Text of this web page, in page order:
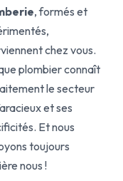
, formés et
chez vous.
plombier connaît
le secteur
et ses
Et nous
toujours
nous !